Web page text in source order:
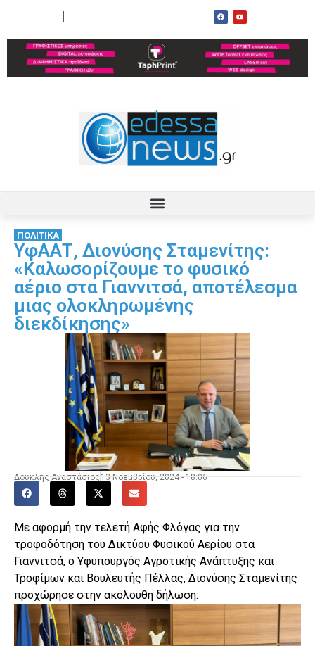
ΠΟΛΙΤΙΚΑ
ΥφΑΑΤ, Διονύσης Σταμενίτης:
«Καλωσορίζουμε το φυσικό
αέριο στα Γιαννιτσά, αποτέλεσμα
μιας ολοκληρωμένης
διεκδίκησης»
Δούκλης Αναστάσιος 13 Νοεμβρίου, 2024 - 18:06
Με αφορμή την τελετή Αφής Φλόγας για την
τροφοδότηση του Δικτύου Φυσικού Αερίου στα
Γιαννιτσά, ο Υφυπουργός Αγροτικής Ανάπτυξης και
Τροφίμων και Βουλευτής Πέλλας, Διονύσης Σταμενίτης
προχώρησε στην ακόλουθη δήλωση: